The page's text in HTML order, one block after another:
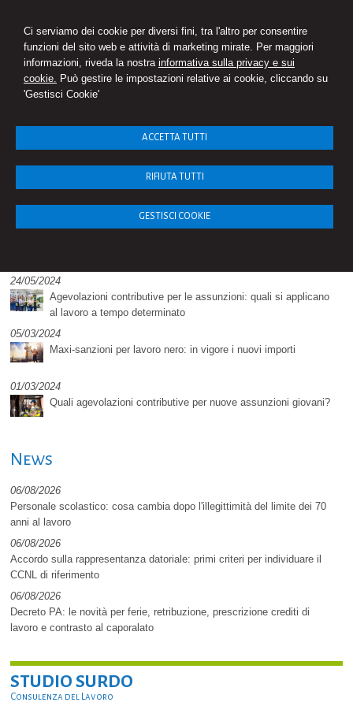
Ci serviamo dei cookie per diversi fini, tra l'altro per consentire
funzioni del sito web e attività di marketing mirate. Per maggiori
informazioni, riveda la nostra informativa sulla privacy e sui
cookie. Può gestire le impostazioni relative ai cookie, cliccando su
'Gestisci Cookie'
ACCETTA TUTTI
RIFIUTA TUTTI
GESTISCI COOKIE
STUDIO SURDO
Consulenza del Lavoro
24/05/2024
Agevolazioni contributive per le assunzioni: quali si applicano
al lavoro a tempo determinato
05/03/2024
Maxi-sanzioni per lavoro nero: in vigore i nuovi importi
01/03/2024
Quali agevolazioni contributive per nuove assunzioni giovani?
News
06/08/2026
Personale scolastico: cosa cambia dopo l'illegittimità del limite dei 70
anni al lavoro
06/08/2026
Accordo sulla rappresentanza datoriale: primi criteri per individuare il
CCNL di riferimento
06/08/2026
Decreto PA: le novità per ferie, retribuzione, prescrizione crediti di
lavoro e contrasto al caporalato
STUDIO SURDO
Consulenza del Lavoro